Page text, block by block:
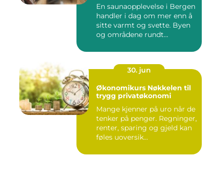
En saunaopplevelse i Bergen
handler i dag om mer enn å
sitte varmt og svette. Byen
og områdene rundt...
30. jun
Økonomikurs Nøkkelen til
trygg privatøkonomi
Mange kjenner på uro når de
tenker på penger. Regninger,
renter, sparing og gjeld kan
føles uoversik...